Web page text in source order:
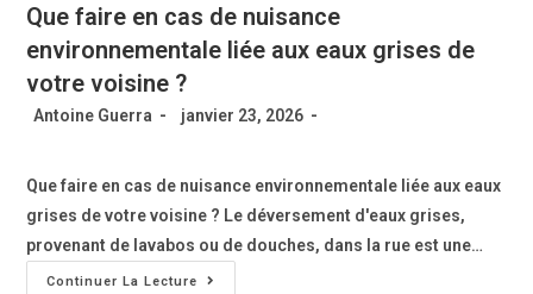
Que faire en cas de nuisance
environnementale liée aux eaux grises de
votre voisine ?
Antoine Guerra janvier 23, 2026
Que faire en cas de nuisance environnementale liée aux eaux
grises de votre voisine ? Le déversement d'eaux grises,
provenant de lavabos ou de douches, dans la rue est une…
Continuer La Lecture